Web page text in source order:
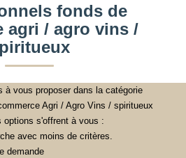
fonds de
agri / agro vins /
à vous proposer dans la catégorie
Agri / Agro Vins / spiritueux
options s'offrent à vous :
avec moins de critères.
demande